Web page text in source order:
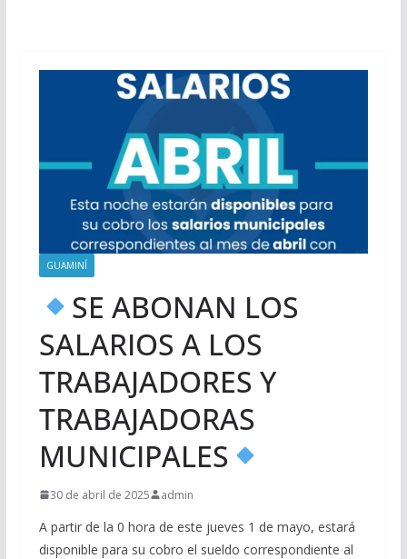
GUAMINÍ
SE ABONAN LOS
SALARIOS A LOS
TRABAJADORES Y
TRABAJADORAS
MUNICIPALES
30 de abril de 2025 admin
A partir de la 0 hora de este jueves 1 de mayo, estará
disponible para su cobro el sueldo correspondiente al